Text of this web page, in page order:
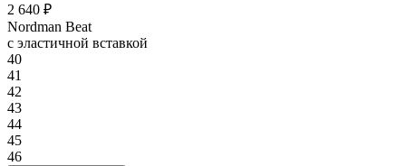
2 640 ₽
Nordman Beat
с эластичной вставкой
40
41
42
43
44
45
46